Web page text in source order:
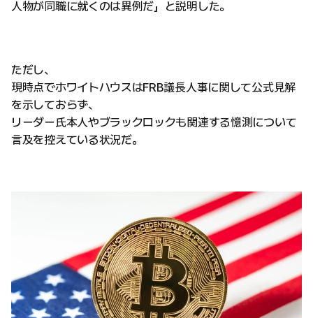
人物が同職に就くのは異例だ」と説明した。
ただし、
現時点でホワイトハウスはFRB議長人事に関して公式見解
を示しておらず、
リーダー氏本人やブラックロックも関連する憶測について
言及を控えている状況だ。